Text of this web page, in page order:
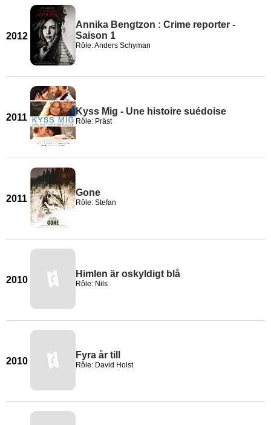
2012
Annika Bengtzon : Crime reporter -
Saison 1
Rôle: Anders Schyman
2011
Kyss Mig - Une histoire suédoise
Rôle: Präst
2011
Gone
Rôle: Stefan
2010
Himlen är oskyldigt blå
Rôle: Nils
2010
Fyra år till
Rôle: David Holst